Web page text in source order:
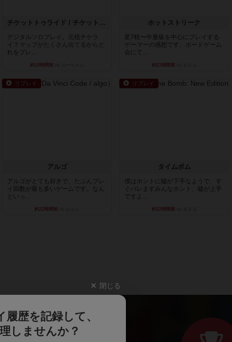
チケットトゥライド / チケットトゥライドアメリカ
デジタルソロプレイ。元祖チケラ
イ？マップがたくさん出てるからど
れをプレ...
約14時間前
ホットストリーク
星7軽〜中量級を中心にプレイする
ゲーマーの感想です。ボードゲーム
会にて...
約21時間前
リプレイ
アルゴ
アルゴがとても好きで、たぶんプレ
イ回数が最も多いゲームです。なん
といっ...
約22時間前
リプレイ
タイムボム
僕はホントに嘘が下手なようで、す
ぐバレますみんなホント、嘘が上手
ですよ...
約22時間前
閉じる
歴を記録して、
しませんか？